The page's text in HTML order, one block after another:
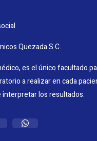
Quezada S.C.
es el único facultado
a realizar en cada
interpretar los resultados.